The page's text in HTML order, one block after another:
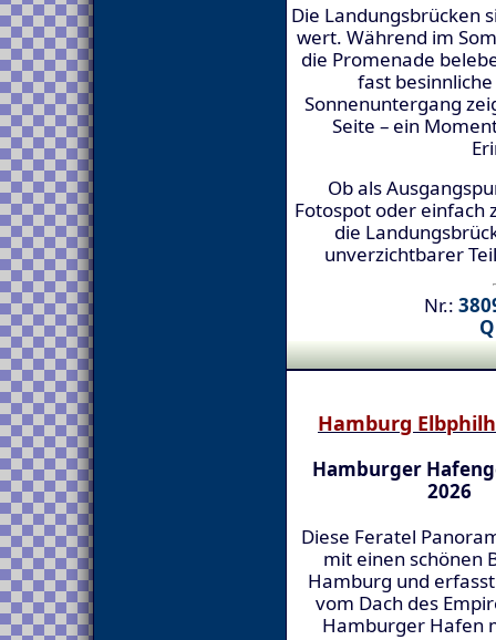
Die Landungsbrücken
wert. Während im
die Promenade
fast
Sonnenuntergang
Seite – ein
Ob als
Fotospot oder einfach
die
unverzichtbarer
Nr.:
Hamburg
Hamburger
2026
Diese Feratel
mit einen schönen
Hamburg und
vom Dach des
Hamburger Hafen